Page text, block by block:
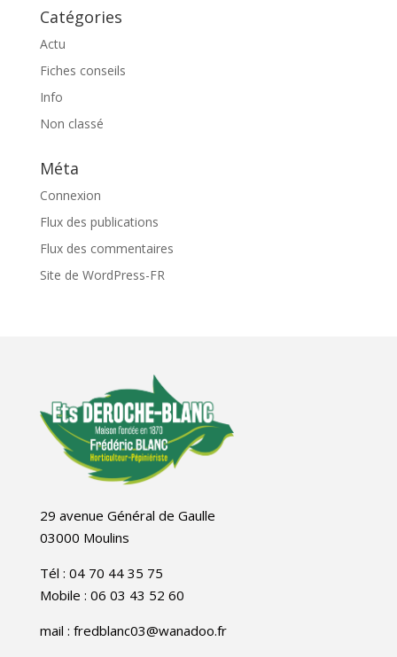
Catégories
Actu
Fiches conseils
Info
Non classé
Méta
Connexion
Flux des publications
Flux des commentaires
Site de WordPress-FR
29 avenue Général de Gaulle
03000 Moulins
Tél : 04 70 44 35 75
Mobile : 06 03 43 52 60
mail : fredblanc03@wanadoo.fr